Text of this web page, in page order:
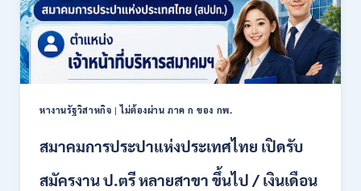
–
สิงหาคม
2569
สาขา
เงิน
เดือน
18150
ไม่
ผ่าน
ก
หางานรัฐวิสาหกิจ |ไม่ต้องผ่าน ภาค ก ของ กพ.
สมาคมการประปาแห่งประเทศไทย เปิดรับ
สมัครงาน ป.ตรี หลายสาขา ขึ้นไป / เงินเดือน